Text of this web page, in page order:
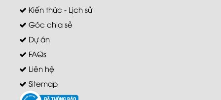
Kiến thức - Lịch sử
Góc chia sẻ
Dự án
FAQs
Liên hệ
Sitemap